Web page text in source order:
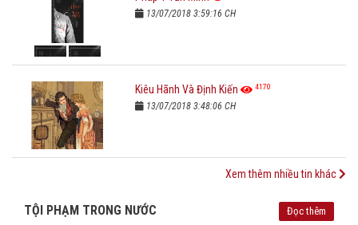
13/07/2018 3:59:16 CH
Kiêu Hãnh Và Định Kiến 4170
13/07/2018 3:48:06 CH
Xem thêm nhiều tin khác
TỘI PHẠM TRONG NƯỚC Đọc thêm